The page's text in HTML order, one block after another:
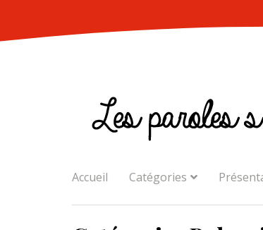
content
Accueil Catégories